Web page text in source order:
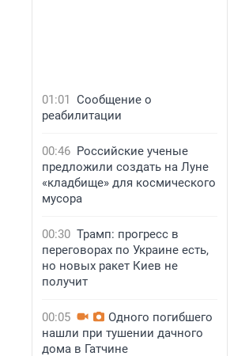
01:01 Сообщение о
реабилитации
00:46 Российские ученые
предложили создать на Луне
«кладбище» для космического
мусора
00:30 Трамп: прогресс в
переговорах по Украине есть,
но новых ракет Киев не
получит
00:05
Одного погибшего
нашли при тушении дачного
дома в Гатчине